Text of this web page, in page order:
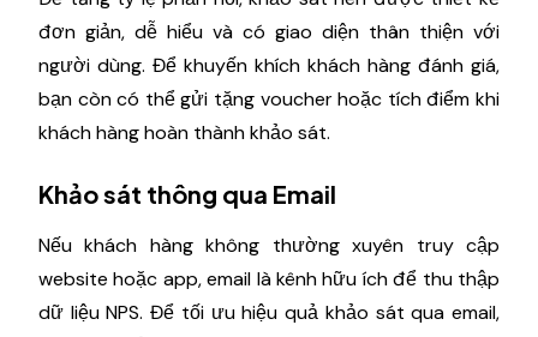
đơn giản, dễ hiểu và có giao diện thân thiện với
người dùng. Để khuyến khích khách hàng đánh giá,
bạn còn có thể gửi tặng voucher hoặc tích điểm khi
khách hàng hoàn thành khảo sát.
Khảo sát thông qua Email
Nếu khách hàng không thường xuyên truy cập
website hoặc app, email là kênh hữu ích để thu thập
dữ liệu NPS. Để tối ưu hiệu quả khảo sát qua email,